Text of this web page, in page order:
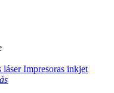
láserImpresoras inkjet